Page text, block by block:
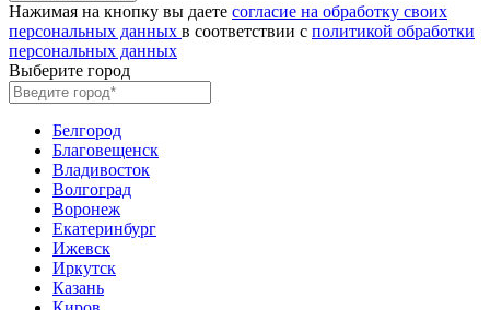
Нажимая на кнопку вы даете согласие на обработку своих
персональных данных в соответствии с политикой обработки
персональных данных
Выберите город
Белгород
Благовещенск
Владивосток
Волгоград
Воронеж
Екатеринбург
Ижевск
Иркутск
Казань